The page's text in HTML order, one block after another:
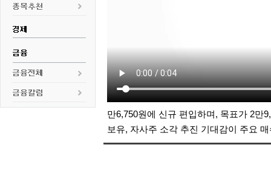
만6,750원에 신규 편입하며, 목표가 2만
보유, 자사주 소각 추진 기대감이 주요